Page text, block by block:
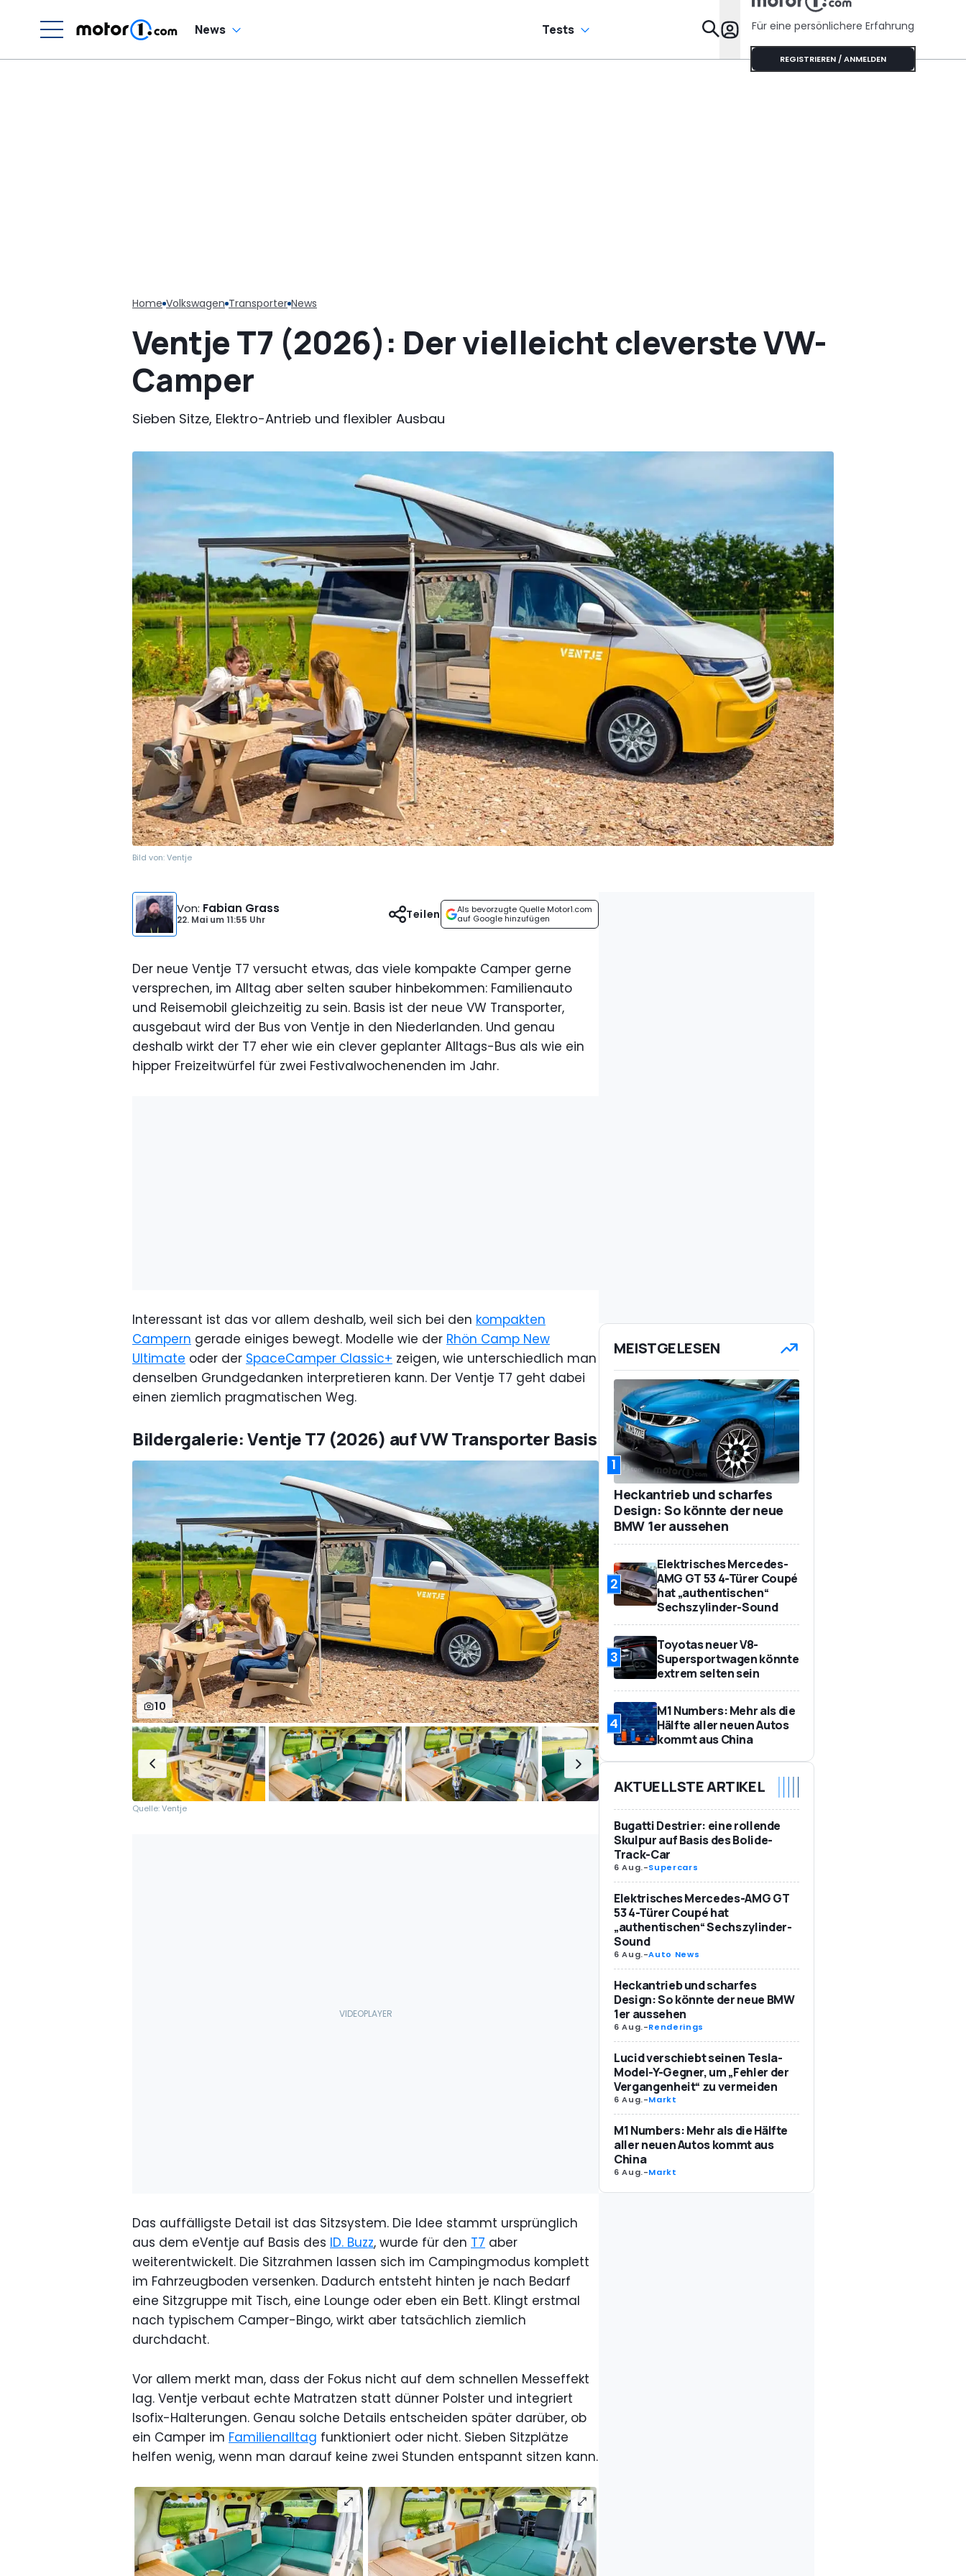
News Tests Specials
Für eine persönlichere Erfahrung
REGISTRIEREN / ANMELDEN
Home Volkswagen Transporter News
Ventje T7 (2026): Der vielleicht cleverste VW-
Camper
Sieben Sitze, Elektro-Antrieb und flexibler Ausbau
Bild von:Ventje
Von: Fabian Grass
22. Mai um11:55 Uhr
Als bevorzugte Quelle Motor1.com
auf Google hinzufügen
Teilen
Der neue Ventje T7 versucht etwas, das viele kompakte Camper gerne
versprechen, im Alltag aber selten sauber hinbekommen: Familienauto
und Reisemobil gleichzeitig zu sein. Basis ist der neue VW Transporter,
ausgebaut wird der Bus von Ventje in den Niederlanden. Und genau
deshalb wirkt der T7 eher wie ein clever geplanter Alltags-Bus als wie ein
hipper Freizeitwürfel für zwei Festivalwochenenden im Jahr.
Interessant ist das vor allem deshalb, weil sich bei den kompakten
Campern gerade einiges bewegt. Modelle wie der Rhön Camp New
Ultimate oder der SpaceCamper Classic+ zeigen, wie unterschiedlich man
denselben Grundgedanken interpretieren kann. Der Ventje T7 geht dabei
einen ziemlich pragmatischen Weg.
Bildergalerie: Ventje T7 (2026) auf VW Transporter Basis
10
Quelle: Ventje
Das auffälligste Detail ist das Sitzsystem. Die Idee stammt ursprünglich
aus dem eVentje auf Basis des ID. Buzz, wurde für den T7 aber
weiterentwickelt. Die Sitzrahmen lassen sich im Campingmodus komplett
im Fahrzeugboden versenken. Dadurch entsteht hinten je nach Bedarf
eine Sitzgruppe mit Tisch, eine Lounge oder eben ein Bett. Klingt erstmal
nach typischem Camper-Bingo, wirkt aber tatsächlich ziemlich
durchdacht.
Vor allem merkt man, dass der Fokus nicht auf dem schnellen Messeffekt
lag. Ventje verbaut echte Matratzen statt dünner Polster und integriert
Isofix-Halterungen. Genau solche Details entscheiden später darüber, ob
ein Camper im Familienalltag funktioniert oder nicht. Sieben Sitzplätze
helfen wenig, wenn man darauf keine zwei Stunden entspannt sitzen kann.
MEISTGELESEN
1
Heckantrieb und scharfes
Design: So könnte der neue
BMW 1er aussehen
2
Elektrisches Mercedes-
AMG GT 53 4-Türer Coupé
hat „authentischen“
Sechszylinder-Sound
3
Toyotas neuer V8-
Supersportwagen könnte
extrem selten sein
4
M1 Numbers: Mehr als die
Hälfte aller neuen Autos
kommt aus China
AKTUELLSTE ARTIKEL
Bugatti Destrier: eine rollende
Skulpur auf Basis des Bolide-
Track-Car
6 Aug.-Supercars
Elektrisches Mercedes-AMG GT
53 4-Türer Coupé hat
„authentischen“ Sechszylinder-
Sound
6 Aug.-Auto News
Heckantrieb und scharfes
Design: So könnte der neue BMW
1er aussehen
6 Aug.-Renderings
Lucid verschiebt seinen Tesla-
Model-Y-Gegner, um „Fehler der
Vergangenheit“ zu vermeiden
6 Aug.-Markt
M1 Numbers: Mehr als die Hälfte
aller neuen Autos kommt aus
China
6 Aug.-Markt
Sechszylinder-